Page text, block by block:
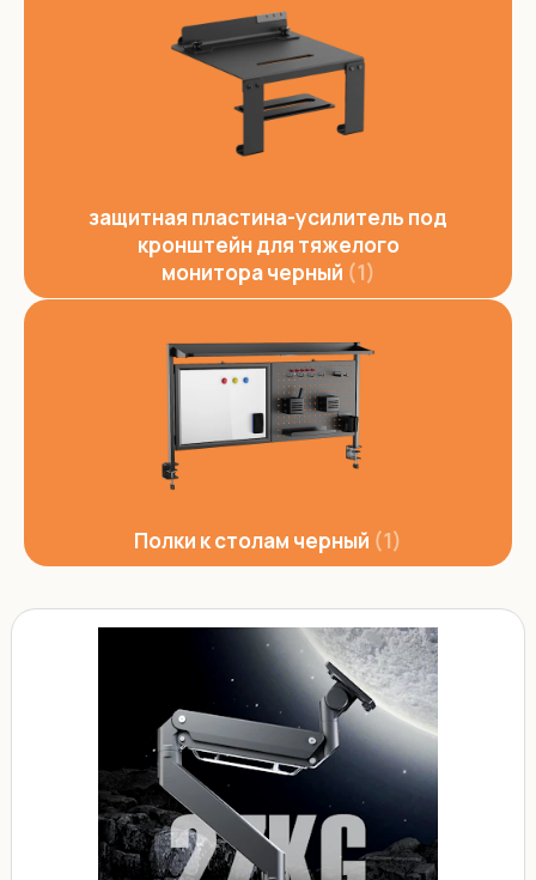
защитная пластина-усилитель под
кронштейн для тяжелого
монитора черный 1
Полки к столам черный 1